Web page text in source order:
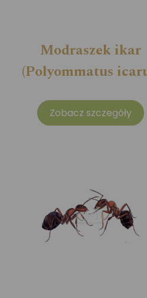
Modraszek ikar
(Polyommatus
Zobacz szczegóły